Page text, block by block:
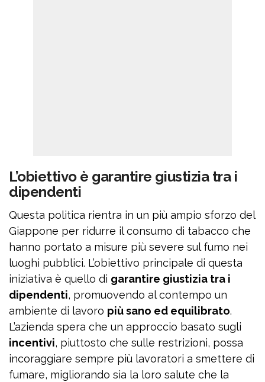
L’obiettivo è garantire giustizia tra i
dipendenti
Questa politica rientra in un più ampio sforzo del
Giappone per ridurre il consumo di tabacco che
hanno portato a misure più severe sul fumo nei
luoghi pubblici. L’obiettivo principale di questa
iniziativa è quello di garantire giustizia tra i
dipendenti, promuovendo al contempo un
ambiente di lavoro più sano ed equilibrato.
L’azienda spera che un approccio basato sugli
incentivi, piuttosto che sulle restrizioni, possa
incoraggiare sempre più lavoratori a smettere di
fumare, migliorando sia la loro salute che la